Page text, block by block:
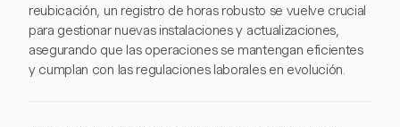
reubicación, un registro de horas robusto se vuelve crucial
para gestionar nuevas instalaciones y actualizaciones,
asegurando que las operaciones se mantengan eficientes
y cumplan con las regulaciones laborales en evolución.